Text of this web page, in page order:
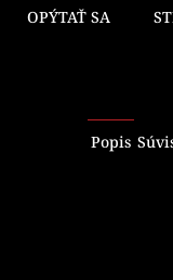
OPÝTAŤ SA
Popis